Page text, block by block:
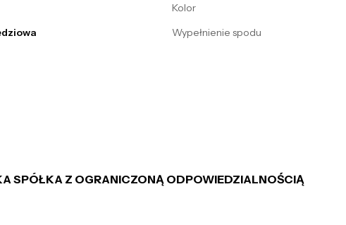
Kolor
Wypełnienie spodu
SPÓŁKA Z OGRANICZONĄ ODPOWIEDZIALNOŚCIĄ